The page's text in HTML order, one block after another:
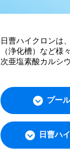
日曹ハイクロンは
（浄化槽）など様
次亜塩素酸カルシ
プー
日曹ハ